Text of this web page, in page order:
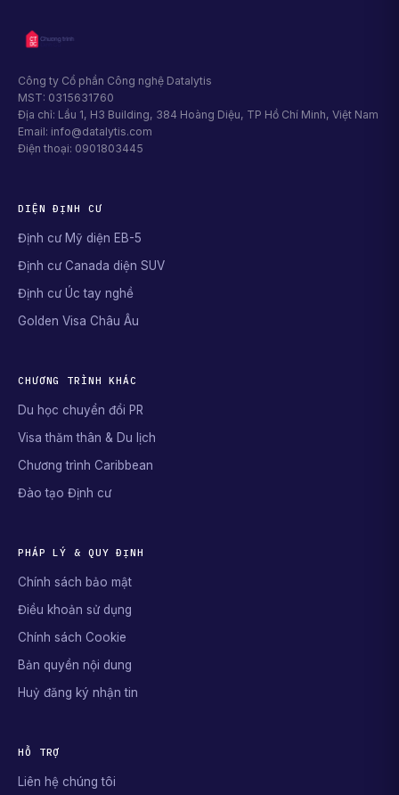
Công ty Cổ phần Công nghệ Datalytis
MST: 0315631760
Địa chỉ: Lầu 1, H3 Building, 384 Hoàng Diệu, TP Hồ Chí Minh, Việt Nam
Email: info@datalytis.com
Điện thoại: 0901803445
DIỆN ĐỊNH CƯ
Định cư Mỹ diện EB-5
Định cư Canada diện SUV
Định cư Úc tay nghề
Golden Visa Châu Âu
CHƯƠNG TRÌNH KHÁC
Du học chuyển đổi PR
Visa thăm thân & Du lịch
Chương trình Caribbean
Đào tạo Định cư
PHÁP LÝ & QUY ĐỊNH
Chính sách bảo mật
Điều khoản sử dụng
Chính sách Cookie
Bản quyền nội dung
Huỷ đăng ký nhận tin
HỖ TRỢ
Liên hệ chúng tôi